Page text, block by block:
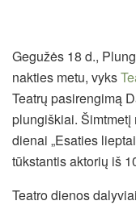
Gegužės 18 d.,
nakties metu, vyks
Teatrų pasirengimą
plungiškiai. Šimtmetį
dienai „Esaties
tūkstantis aktorių iš
Teatro dienos